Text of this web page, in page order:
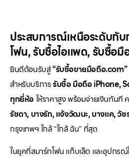
ประสบการณ์เหนือระดับกับ
โฟน,รับซื้อไอแพด,รับซื้อมื
ยินดีต้อนรับสู่“รับซื้อขายมือถือ.com”
สำหรับบริการรับซื้อ มือถือ iPhone,
ทุกยี่ห้อให้ราคาสูง พร้อมจ่ายเงินทัน
รัชดา, บางรัก, แจ้งวัฒนะ, บางแค, วั
กรุงเทพฯ ใกล้ “ใกล้ ฉัน” ที่สุด
ในยุคที่สมาร์ทโฟน แท็บเล็ต และอุปกร